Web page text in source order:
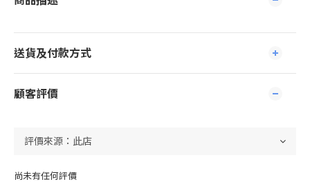
送貨及付款方式
顧客評價
尚未有任何評價